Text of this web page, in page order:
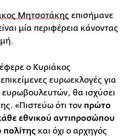
Μητσοτάκης επισήμανε
μία περιφέρεια κάνοντας
ο Κυριάκος
ευρωεκλογές για
ευρωβουλευτών, θα ισχύσει
«Πιστεύω ότι τον πρώτο
εθνικού αντιπροσώπου
πολίτης και όχι ο αρχηγός